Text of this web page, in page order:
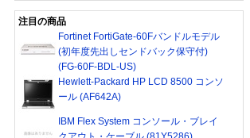
注目の商品
Fortinet FortiGate-60Fバンドルモデル
(初年度先出しセンドバック保守付)
(FG-60F-BDL-US)
Hewlett-Packard HP LCD 8500 コンソ
ール (AF642A)
IBM Flex System コンソール・ブレイ